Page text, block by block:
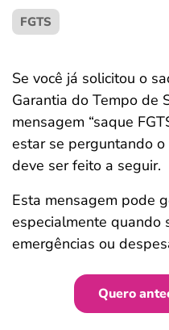
ferramentas
FGTS
Se você já solicitou o
Garantia do Tempo de
mensagem “saque
estar se perguntando
deve ser feito a seguir.
Esta mensagem pode
especialmente quando
emergências ou
Quero